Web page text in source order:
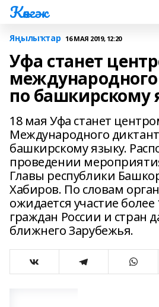
Көнгәк
Яңылыҡтар 16 МАЯ 2019, 12:20
Уфа станет
по башкирскому
18 мая Уфа станет
Международного
башкирскому языку.
проведении
Главы республики
Хабиров. По словам
ожидается участие более
граждан России и стран
ближнего Зарубежья.